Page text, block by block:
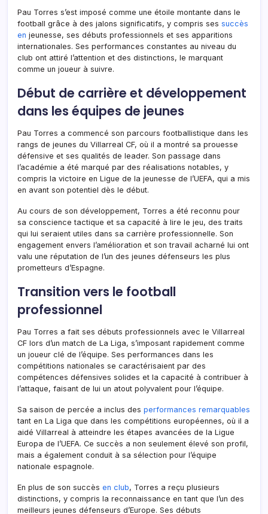
Pau Torres s’est imposé comme une étoile montante dans le
football grâce à des jalons significatifs, y compris ses succès
en jeunesse, ses débuts professionnels et ses apparitions
internationales. Ses performances constantes au niveau du
club ont attiré l’attention et des distinctions, le marquant
comme un joueur à suivre.
Début de carrière et développement
dans les équipes de jeunes
Pau Torres a commencé son parcours footballistique dans les
rangs de jeunes du Villarreal CF, où il a montré sa prouesse
défensive et ses qualités de leader. Son passage dans
l’académie a été marqué par des réalisations notables, y
compris la victoire en Ligue de la jeunesse de l’UEFA, qui a mis
en avant son potentiel dès le début.
Au cours de son développement, Torres a été reconnu pour
sa conscience tactique et sa capacité à lire le jeu, des traits
qui lui seraient utiles dans sa carrière professionnelle. Son
engagement envers l’amélioration et son travail acharné lui ont
valu une réputation de l’un des jeunes défenseurs les plus
prometteurs d’Espagne.
Transition vers le football
professionnel
Pau Torres a fait ses débuts professionnels avec le Villarreal
CF lors d’un match de La Liga, s’imposant rapidement comme
un joueur clé de l’équipe. Ses performances dans les
compétitions nationales se caractérisaient par des
compétences défensives solides et la capacité à contribuer à
l’attaque, faisant de lui un atout polyvalent pour l’équipe.
Sa saison de percée a inclus des performances remarquables
tant en La Liga que dans les compétitions européennes, où il a
aidé Villarreal à atteindre les étapes avancées de la Ligue
Europa de l’UEFA. Ce succès a non seulement élevé son profil,
mais a également conduit à sa sélection pour l’équipe
nationale espagnole.
En plus de son succès en club, Torres a reçu plusieurs
distinctions, y compris la reconnaissance en tant que l’un des
meilleurs jeunes défenseurs d’Europe. Ses débuts